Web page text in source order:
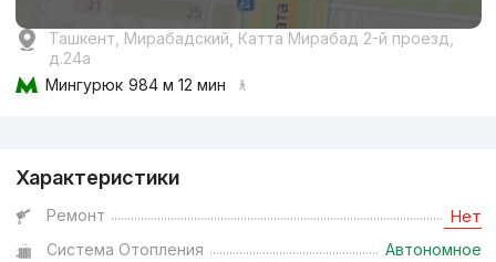
Ташкент, Мирабадский, Катта Мирабад 2-й проезд,
д.24a
Мингурюк 984 м 12 мин
Характеристики
Ремонт Нет
Система Отопления
Автономное